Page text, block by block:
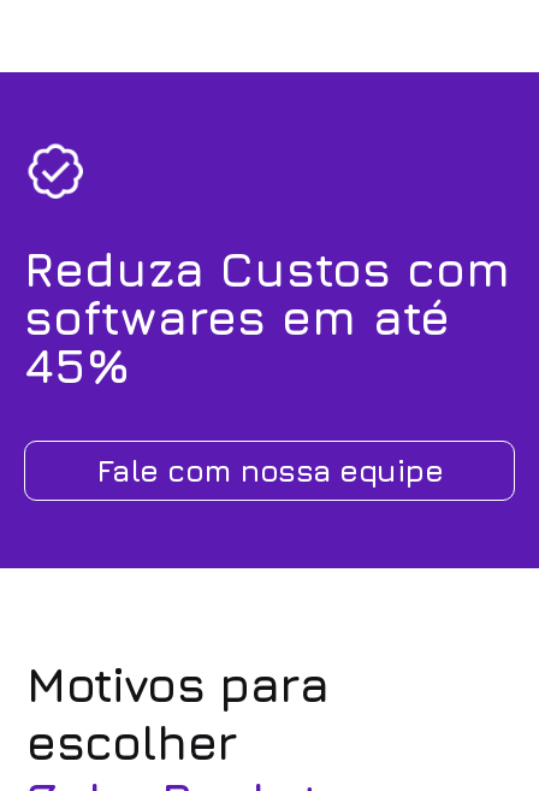
Reduza Custos com
softwares em até
45%
Fale com nossa equipe
Motivos para
escolher